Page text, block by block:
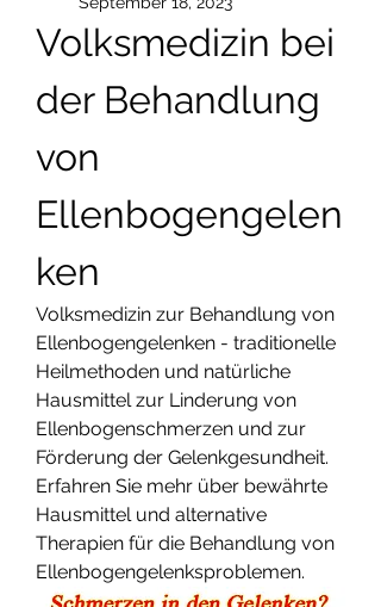
Volksmedizin bei
der Behandlung
von
Ellenbogengelen
ken
Volksmedizin zur Behandlung von
Ellenbogengelenken - traditionelle
Heilmethoden und natürliche
Hausmittel zur Linderung von
Ellenbogenschmerzen und zur
Förderung der Gelenkgesundheit.
Erfahren Sie mehr über bewährte
Hausmittel und alternative
Therapien für die Behandlung von
Ellenbogengelenksproblemen.